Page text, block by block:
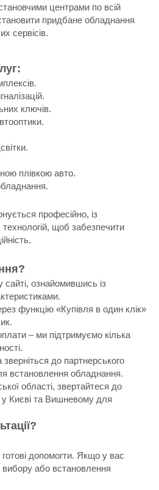
центрами по всій
придбане обладнання
сервісів.
ключів.
плівкою авто.
професійно, із
щоб забезпечити
ознайомившись із
функцію «Купівля в один клік»
– ми підтримуємо кілька
до партнерського
встановлення обладнання.
області, звертайтеся до
у Києві та Вишневому для
допомогти. Якщо у вас
або встановлення